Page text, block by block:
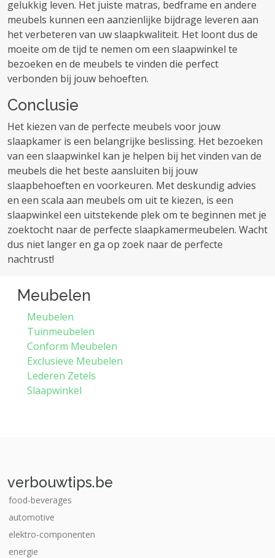
gelukkig leven. Het juiste matras, bedframe en andere
meubels kunnen een aanzienlijke bijdrage leveren aan
het verbeteren van uw slaapkwaliteit. Het loont dus de
moeite om de tijd te nemen om een ​​slaapwinkel te
bezoeken en de meubels te vinden die perfect
verbonden bij jouw behoeften.
Conclusie
Het kiezen van de perfecte meubels voor jouw
slaapkamer is een belangrijke beslissing. Het bezoeken
van een slaapwinkel kan je helpen bij het vinden van de
meubels die het beste aansluiten bij jouw
slaapbehoeften en voorkeuren. Met deskundig advies
en een scala aan meubels om uit te kiezen, is een
slaapwinkel een uitstekende plek om te beginnen met je
zoektocht naar de perfecte slaapkamermeubelen. Wacht
dus niet langer en ga op zoek naar de perfecte
nachtrust!
Meubelen
Meubelen
Tuinmeubelen
Conform Meubelen
Exclusieve Meubelen
Lederen Zetels
Slaapwinkel
verbouwtips.be
food-beverages
automotive
elektro-componenten
energie